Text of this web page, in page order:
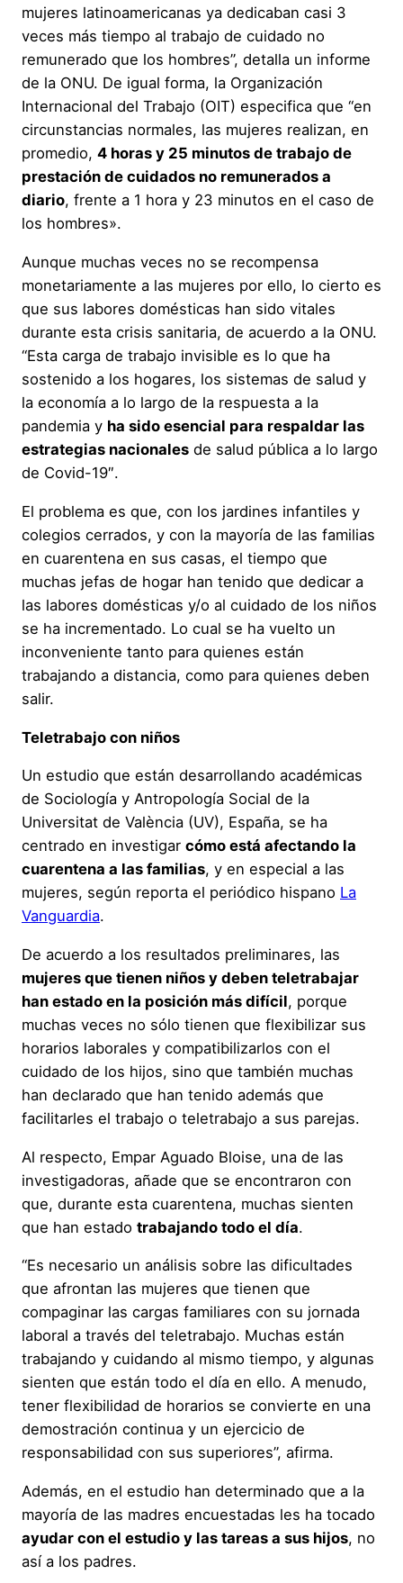
mujeres latinoamericanas ya dedicaban casi 3
veces más tiempo al trabajo de cuidado no
remunerado que los hombres”, detalla un informe
de la ONU. De igual forma, la Organización
Internacional del Trabajo (OIT) especifica que “en
circunstancias normales, las mujeres realizan, en
promedio, 4 horas y 25 minutos de trabajo de
prestación de cuidados no remunerados a
diario, frente a 1 hora y 23 minutos en el caso de
los hombres».
Aunque muchas veces no se recompensa
monetariamente a las mujeres por ello, lo cierto es
que sus labores domésticas han sido vitales
durante esta crisis sanitaria, de acuerdo a la ONU.
“Esta carga de trabajo invisible es lo que ha
sostenido a los hogares, los sistemas de salud y
la economía a lo largo de la respuesta a la
pandemia y ha sido esencial para respaldar las
estrategias nacionales de salud pública a lo largo
de Covid-19″.
El problema es que, con los jardines infantiles y
colegios cerrados, y con la mayoría de las familias
en cuarentena en sus casas, el tiempo que
muchas jefas de hogar han tenido que dedicar a
las labores domésticas y/o al cuidado de los niños
se ha incrementado. Lo cual se ha vuelto un
inconveniente tanto para quienes están
trabajando a distancia, como para quienes deben
salir.
Teletrabajo con niños
Un estudio que están desarrollando académicas
de Sociología y Antropología Social de la
Universitat de València (UV), España, se ha
centrado en investigar cómo está afectando la
cuarentena a las familias, y en especial a las
mujeres, según reporta el periódico hispano La
Vanguardia.
De acuerdo a los resultados preliminares, las
mujeres que tienen niños y deben teletrabajar
han estado en la posición más difícil, porque
muchas veces no sólo tienen que flexibilizar sus
horarios laborales y compatibilizarlos con el
cuidado de los hijos, sino que también muchas
han declarado que han tenido además que
facilitarles el trabajo o teletrabajo a sus parejas.
Al respecto, Empar Aguado Bloise, una de las
investigadoras, añade que se encontraron con
que, durante esta cuarentena, muchas sienten
que han estado trabajando todo el día.
“Es necesario un análisis sobre las dificultades
que afrontan las mujeres que tienen que
compaginar las cargas familiares con su jornada
laboral a través del teletrabajo. Muchas están
trabajando y cuidando al mismo tiempo, y algunas
sienten que están todo el día en ello. A menudo,
tener flexibilidad de horarios se convierte en una
demostración continua y un ejercicio de
responsabilidad con sus superiores”, afirma.
Además, en el estudio han determinado que a la
mayoría de las madres encuestadas les ha tocado
ayudar con el estudio y las tareas a sus hijos, no
así a los padres.